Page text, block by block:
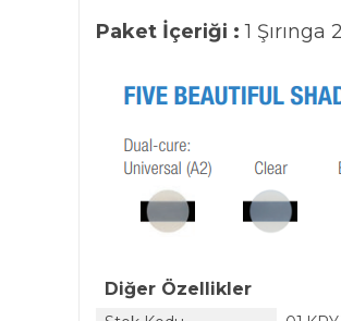
Paket İçeriği :1 Şırınga
Diğer Özellikler